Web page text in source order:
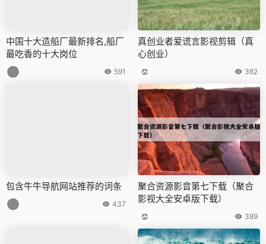
中国十大造船厂最新排名,船厂
最吃香的十大岗位
591
真创业者爱谎言影视剪辑（真
心创业）
362
包含牛牛导航网站推荐的词条
437
聚合资源影音第七下载（聚合
影视大全安卓版下载）
389